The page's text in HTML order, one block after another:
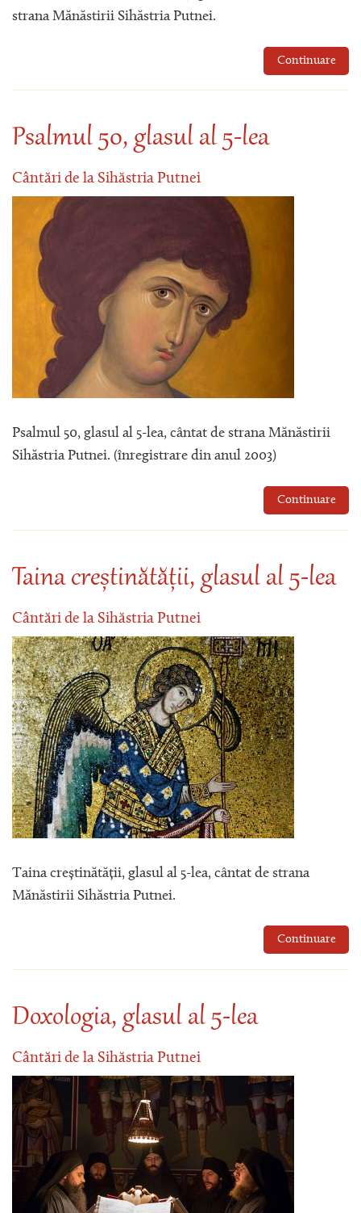
strana Mănăstirii Sihăstria Putnei.
Continuare
Psalmul 50, glasul al 5-lea
Cântări de la Sihăstria Putnei
Psalmul 50, glasul al 5-lea, cântat de strana Mănăstirii
Sihăstria Putnei. (înregistrare din anul 2003)
Continuare
Taina creștinătății, glasul al 5-lea
Cântări de la Sihăstria Putnei
Taina creștinătății, glasul al 5-lea, cântat de strana
Mănăstirii Sihăstria Putnei.
Continuare
Doxologia, glasul al 5-lea
Cântări de la Sihăstria Putnei